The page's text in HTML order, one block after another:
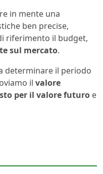
in mente una
ben precise,
riferimento il budget,
sul mercato.
determinare il periodo
il valore
per il valore futuro e